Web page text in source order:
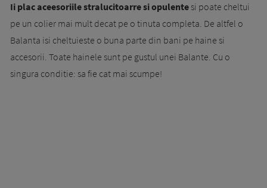
Ii plac aceesoriile stralucitoarre si opulentesi poate cheltui
pe un colier mai mult decat pe o tinuta completa. De altfel o
Balanta isi cheltuieste o buna parte din bani pe haine si
accesorii. Toate hainele sunt pe gustul unei Balante. Cu o
singura conditie: sa fie cat mai scumpe!